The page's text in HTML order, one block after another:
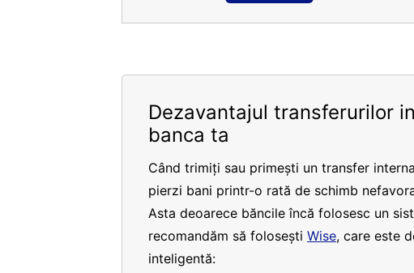
Dezavantajul transferurilor
banca ta
Când trimiți sau primești un transfer
pierzi bani printr-o rată de schimb
Asta deoarece băncile încă folosesc un
recomandăm să folosești Wise, care este
inteligentă: